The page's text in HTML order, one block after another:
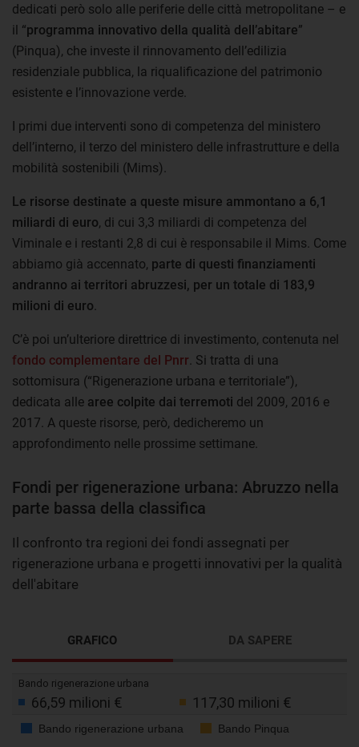
dedicati però solo alle periferie delle città metropolitane – e
il “programma innovativo della qualità dell’abitare”
(Pinqua), che investe il rinnovamento dell’edilizia
residenziale pubblica, la riqualificazione del patrimonio
esistente e l’innovazione verde.
I primi due interventi sono di competenza del ministero
dell’interno, il terzo del ministero delle infrastrutture e della
mobilità sostenibili (Mims).
Le risorse destinate a queste misure ammontano a 6,1
miliardi di euro, di cui 3,3 miliardi di competenza del
Viminale e i restanti 2,8 di cui è responsabile il Mims. Come
abbiamo già accennato, parte di questi finanziamenti
andranno ai territori abruzzesi, per un totale di 183,9
milioni di euro.
C’è poi un’ulteriore direttrice di investimento, contenuta nel
fondo complementare del Pnrr. Si tratta di una
sottomisura (“Rigenerazione urbana e territoriale”),
dedicata alle aree colpite dai terremoti del 2009, 2016 e
2017. A queste risorse, però, dedicheremo un
approfondimento nelle prossime settimane.
Fondi per rigenerazione urbana: Abruzzo nella
parte bassa della classifica
Il confronto tra regioni dei fondi assegnati per
rigenerazione urbana e progetti innovativi per la qualità
dell'abitare
GRAFICO DA SAPERE